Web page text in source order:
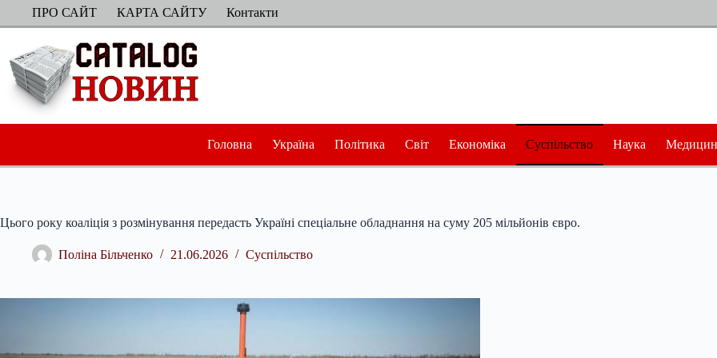
ПерейтиПРО САЙТ КАРТА САЙТУ Контакти
Головна Україна Політика Світ Економіка Суспільство Наука
Цього року коаліція з розмінування передасть Україні спеціальне обладнання на суму 205 мільйонів євро.
Поліна Більченко 21.06.2026 Суспільство